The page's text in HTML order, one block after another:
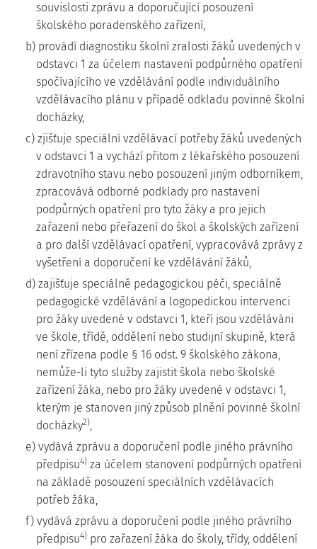
souvislosti zprávu a doporučující posouzení
školského poradenského zařízení,
b) provádí diagnostiku školní zralosti žáků uvedených v
odstavci 1 za účelem nastavení podpůrného opatření
spočívajícího ve vzdělávání podle individuálního
vzdělávacího plánu v případě odkladu povinné školní
docházky,
c) zjišťuje speciální vzdělávací potřeby žáků uvedených
v odstavci 1 a vychází přitom z lékařského posouzení
zdravotního stavu nebo posouzení jiným odborníkem,
zpracovává odborné podklady pro nastavení
podpůrných opatření pro tyto žáky a pro jejich
zařazení nebo přeřazení do škol a školských zařízení
a pro další vzdělávací opatření, vypracovává zprávy z
vyšetření a doporučení ke vzdělávání žáků,
d) zajišťuje speciálně pedagogickou péči, speciálně
pedagogické vzdělávání a logopedickou intervenci
pro žáky uvedené v odstavci 1, kteří jsou vzděláváni
ve škole, třídě, oddělení nebo studijní skupině, která
není zřízena podle § 16 odst. 9 školského zákona,
nemůže-li tyto služby zajistit škola nebo školské
zařízení žáka, nebo pro žáky uvedené v odstavci 1,
kterým je stanoven jiný způsob plnění povinné školní
docházky2),
e) vydává zprávu a doporučení podle jiného právního
předpisu4) za účelem stanovení podpůrných opatření
na základě posouzení speciálních vzdělávacích
potřeb žáka,
f) vydává zprávu a doporučení podle jiného právního
předpisu4) pro zařazení žáka do školy, třídy, oddělení